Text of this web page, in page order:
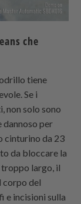
che
tiene
Se i
non solo sono
dannoso per
cinturino da 23
da bloccare la
largo, il
corpo del
e incisioni sulla